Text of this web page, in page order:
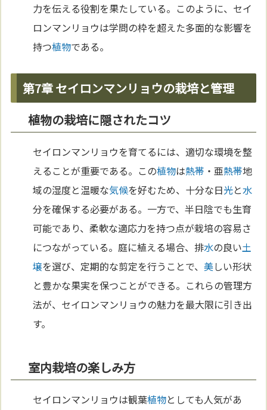
力を伝える役割を果たしている。このように、セイ
ロンマンリョウは学問の枠を超えた多面的な影響を
持つ植物である。
第7章 セイロンマンリョウの栽培と管理
植物の栽培に隠されたコツ
セイロンマンリョウを育てるには、適切な環境を整
えることが重要である。この植物は熱帯 ・亜熱帯地
域の湿度と温暖な気候を好むため、十分な日光と水
分を確保する必要がある。一方で、半日陰でも生育
可能であり、柔軟な適応力を持つ点が栽培の容易さ
につながっている。庭に植える場合、排水の良い土
壌を選び、定期的な剪定を行うことで、美しい形状
と豊かな果実を保つことができる。これらの管理方
法が、セイロンマンリョウの魅力を最大限に引き出
す。
室内栽培の楽しみ方
セイロンマンリョウは観葉植物としても人気があ